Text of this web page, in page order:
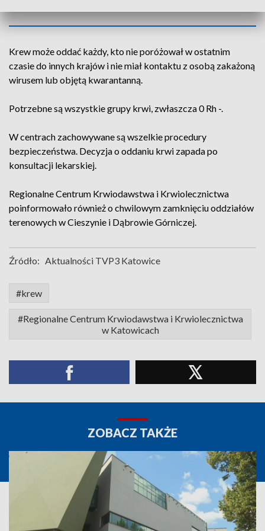
Krew może oddać każdy, kto nie poróżował w ostatnim
czasie do innych krajów i nie miał kontaktu z osobą zakażoną
wirusem lub objętą kwarantanną.
Potrzebne są wszystkie grupy krwi, zwłaszcza 0 Rh -.
W centrach zachowywane są wszelkie procedury
bezpieczeństwa. Decyzja o oddaniu krwi zapada po
konsultacji lekarskiej.
Regionalne Centrum Krwiodawstwa i Krwiolecznictwa
poinformowało również o chwilowym zamknięciu oddziałów
terenowych w Cieszynie i Dąbrowie Górniczej.
Źródło: Aktualności TVP3 Katowice
#krew
#Regionalne Centrum Krwiodawstwa i Krwiolecznictwa
w Katowicach
ZOBACZ TAKŻE